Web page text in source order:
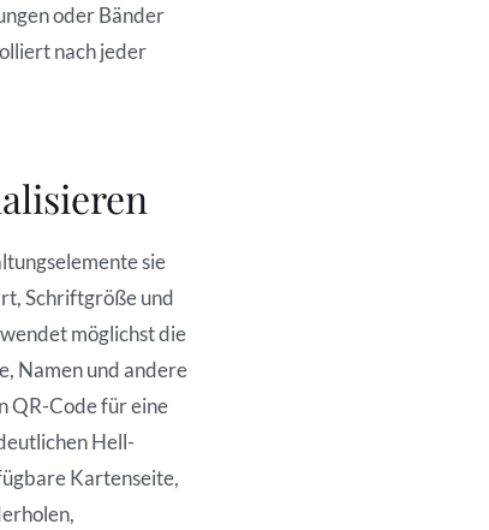
oder Bänder
nach jeder
sie
Schriftgröße und
möglichst die
Namen und andere
QR-Code für eine
Hell-
Kartenseite,